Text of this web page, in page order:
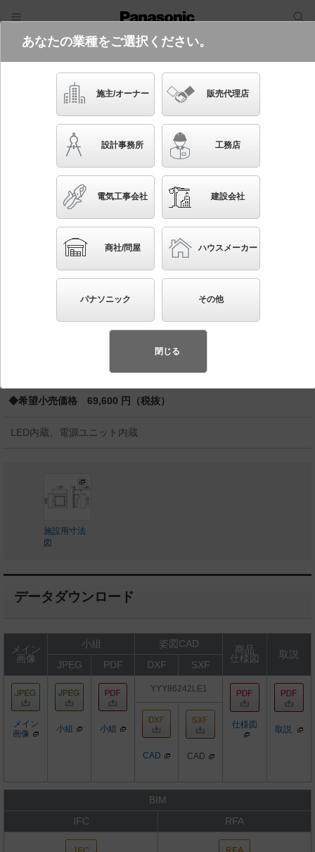
電気・建築設備（ビジネス）
フリーワード
品番・キーワード
かんたん照度計算
YYY86242 LE1
(200 lmタイプ)
壁埋込型 LED（白色） フットライト 埋込ボックス
取付 防雨型 SmartArchi（スマートアーキ） パネル
（先端技術や優れたデザイン性を持ち合わせ、快
適で先進的な照明環境をご提案する商品群です）
◆希望小売価格 69,600 円（税抜）
LED内蔵、電源ユニット内蔵
施設用寸法
図
データダウンロード
メイン
画像
小組 姿図CAD
商品
仕様図
取説
JPEG
PDF DXF SXF
メイン
画像
小組 小組
YYY86242LE1
仕様図 取説
CAD CAD
BIM
IFC
RFA
あなたの業種をご選択ください。
施主/オーナー 販売代理店
設計事務所 工務店
電気工事会社 建設会社
商社/問屋 ハウスメーカー
パナソニック その他
閉じる